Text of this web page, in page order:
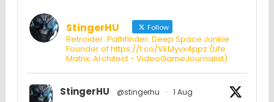
StingerHU Follow
Retroider. Pathfinder. Deep Space Junkie.
Founder of https://t.co/VkMyvx4ppz (Life
Matrix: Architect - VideoGameJournalist)
StingerHU @stingerhu · 1 Aug